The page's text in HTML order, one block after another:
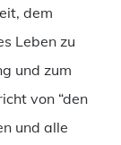
dem
Leben zu
und zum
von “den
und alle